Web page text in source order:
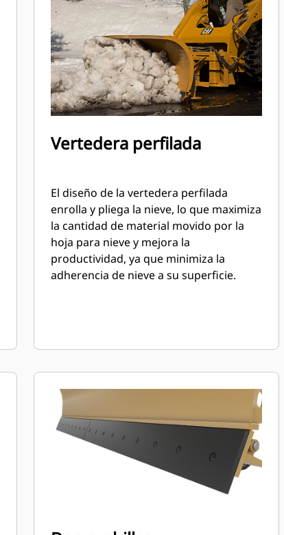
Vertedera perfilada
El diseño de la vertedera perfilada
enrolla y pliega la nieve, lo que maximiza
la cantidad de material movido por la
hoja para nieve y mejora la
productividad, ya que minimiza la
adherencia de nieve a su superficie.